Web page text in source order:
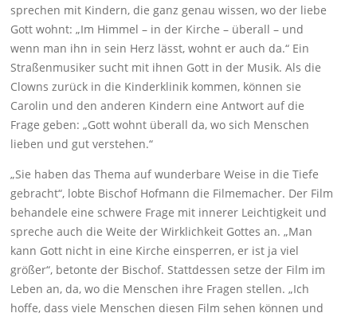
sprechen mit Kindern, die ganz genau wissen, wo der liebe
Gott wohnt: „Im Himmel – in der Kirche – überall – und
wenn man ihn in sein Herz lässt, wohnt er auch da.“ Ein
Straßenmusiker sucht mit ihnen Gott in der Musik. Als die
Clowns zurück in die Kinderklinik kommen, können sie
Carolin und den anderen Kindern eine Antwort auf die
Frage geben: „Gott wohnt überall da, wo sich Menschen
lieben und gut verstehen.“
„Sie haben das Thema auf wunderbare Weise in die Tiefe
gebracht“, lobte Bischof Hofmann die Filmemacher. Der Film
behandele eine schwere Frage mit innerer Leichtigkeit und
spreche auch die Weite der Wirklichkeit Gottes an. „Man
kann Gott nicht in eine Kirche einsperren, er ist ja viel
größer“, betonte der Bischof. Stattdessen setze der Film im
Leben an, da, wo die Menschen ihre Fragen stellen. „Ich
hoffe, dass viele Menschen diesen Film sehen können und